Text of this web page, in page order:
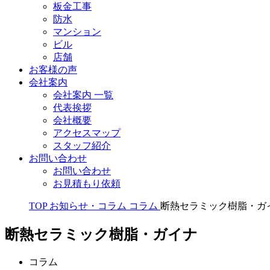
板金工事
防水
マンション
ビル
店舗
お客様の声
会社案内
会社案内 一覧
代表挨拶
会社概要
アクセスマップ
スタッフ紹介
お問い合わせ
お問い合わせ
お見積もり依頼
TOP お知らせ・コラム コラム 断熱セラミック樹脂・ガ
断熱セラミック樹脂・ガイナ
コラム